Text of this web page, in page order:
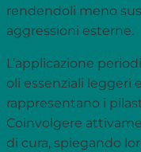
rendendoli meno
aggressioni esterne.
L’applicazione
oli essenziali leggeri
rappresentano i
Coinvolgere
di cura, spiegando